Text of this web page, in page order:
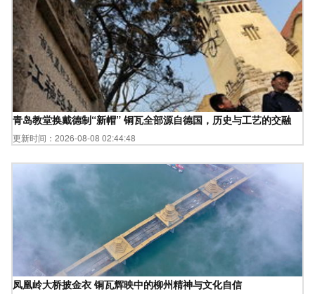
青岛教堂换戴德制“新帽” 铜瓦全部源自德国，历史与工艺的交融
更新时间：2026-08-08 02:44:48
凤凰岭大桥披金衣 铜瓦辉映中的柳州精神与文化自信